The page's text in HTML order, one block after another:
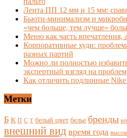
Лента ПП 12 мм и 15 мм:
Бьюти-минимализм и
«чем больше, тем лучше»
Меню как часть впечатления,
Корпоративные худи:
разных партий
Можно ли полностью
экспертный взгляд на
Как отличить подлинные Nike
Метки
Б К П С Т белый цвет белье бренды
внешний вид время года